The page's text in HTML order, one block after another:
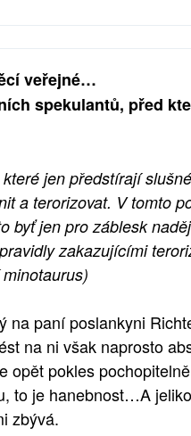
veřejné…
spekulantů, před
jen předstírají
a terorizovat. V tomto
byť jen pro záblesk
zakazujícími
na paní poslankyni
na ni však naprosto
opět pokles
to je hanebnost…A
zbývá.